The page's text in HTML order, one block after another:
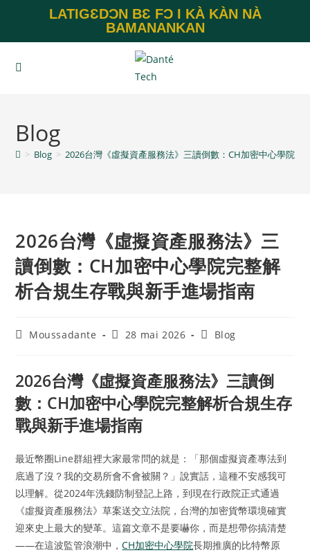
LATIGƐDƆN BƐ FƆ I KÀ KÀN NÀ
BAMANANKAN
Blog
> Blog > 2026台灣《虛擬資產服務法》三讀倒數：CH加密中心學院完
2026台灣《虛擬資產服務法》三
讀倒數：CH加密中心學院完整解
析合規生存戰與新手進場指南
Moussadante 28 mai 2026 Blog
2026台灣《虛擬資產服務法》三讀倒
數：CH加密中心學院完整解析合規生存
戰與新手進場指南
最近幣圈Line群組裡大家最常問的就是：「那個虛擬資產專法到
底過了沒？我的交易所會不會被關？」說實話，這種不安感我可
以理解。從2024年洗錢防制登記上路，到現在行政院正式通過
《虛擬資產服務法》草案送交立法院，台灣的加密貨幣環境確實
迎來史上最大的變革。這篇文章不是要嚇你，而是想帶你搞清楚
——在這波監管浪潮中，CH加密中心學院長期推廣的比特幣原